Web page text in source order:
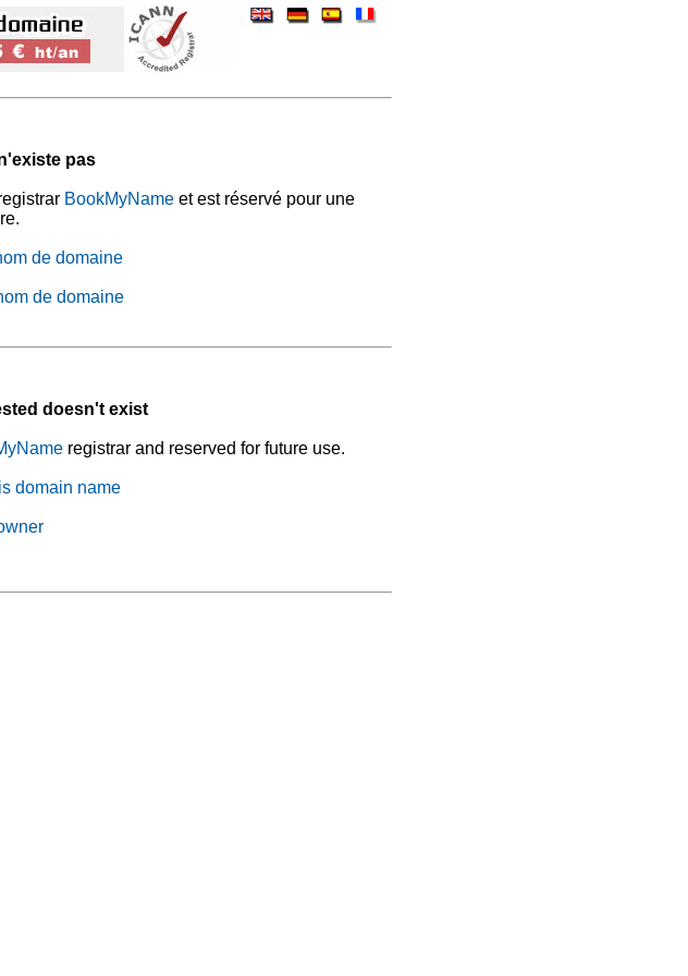
pas
BookMyName et est réservé pour une
de domaine
de domaine
doesn't exist
registrar and reserved for future use.
domain name